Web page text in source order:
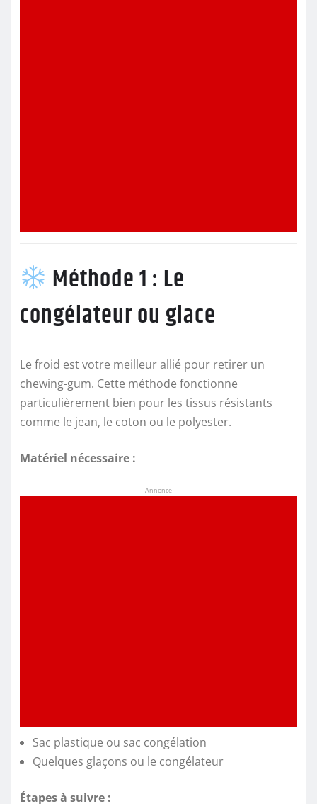
Méthode 1 : Le
congélateur ou glace
Le froid est votre meilleur allié pour retirer un
chewing-gum. Cette méthode fonctionne
particulièrement bien pour les tissus résistants
comme le jean, le coton ou le polyester.
Matériel nécessaire :
Annonce
Sac plastique ou sac congélation
Quelques glaçons ou le congélateur
Étapes à suivre :